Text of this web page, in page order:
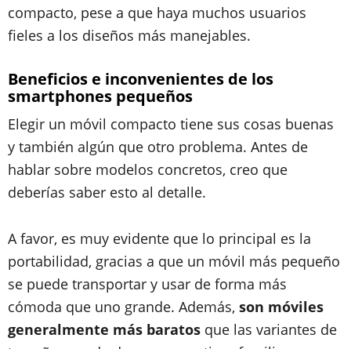
compacto, pese a que haya muchos usuarios
fieles a los diseños más manejables.
Beneficios e inconvenientes de los
smartphones pequeños
Elegir un móvil compacto tiene sus cosas buenas
y también algún que otro problema. Antes de
hablar sobre modelos concretos, creo que
deberías saber esto al detalle.
A favor, es muy evidente que lo principal es la
portabilidad, gracias a que un móvil más pequeño
se puede transportar y usar de forma más
cómoda que uno grande. Además, son móviles
generalmente más baratos que las variantes de